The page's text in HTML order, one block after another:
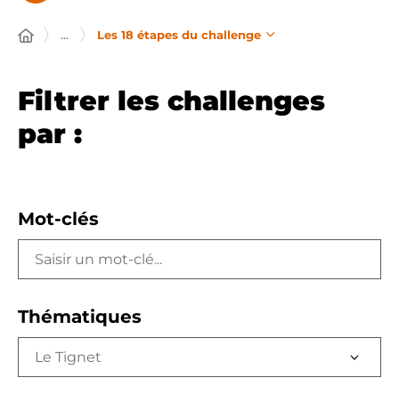
... Les 18 étapes du challenge
Filtrer les challenges
par :
Mot-clés
Thématiques
Le Tignet